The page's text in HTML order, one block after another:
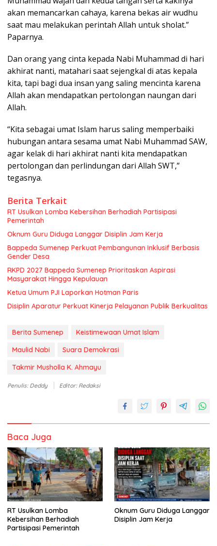
akan memancarkan cahaya, karena bekas air wudhu
saat mau melakukan perintah Allah untuk sholat.”
Paparnya.
Dan orang yang cinta kepada Nabi Muhammad di hari
akhirat nanti, matahari saat sejengkal di atas kepala
kita, tapi bagi dua insan yang saling mencinta karena
Allah akan mendapatkan pertolongan naungan dari
Allah.
“Kita sebagai umat Islam harus saling memperbaiki
hubungan antara sesama umat Nabi Muhammad SAW,
agar kelak di hari akhirat nanti kita mendapatkan
pertolongan dan perlindungan dari Allah SWT,”
tegasnya.
Berita Terkait
RT Usulkan Lomba Kebersihan Berhadiah Partisipasi
Pemerintah
Oknum Guru Diduga Langgar Disiplin Jam Kerja
Bappeda Sumenep Perkuat Pembangunan Inklusif Berbasis
Gender Desa
RKPD 2027 Bappeda Sumenep Prioritaskan Aspirasi
Masyarakat Hingga Kepulauan
Ketua Umum PJI Laporkan Hotman Paris
Disiplin Aparatur Perkuat Kinerja Pelayanan Publik Berkualitas
Berita Sumenep
Keistimewaan Umat Islam
Maulid Nabi
Suara Demokrasi
Takmir Musholla K. Ahmayu
Penulis: Deddy Editor: Redaksi
Baca Juga
RT Usulkan Lomba
Kebersihan Berhadiah
Partisipasi Pemerintah
Oknum Guru Diduga Langgar
Disiplin Jam Kerja